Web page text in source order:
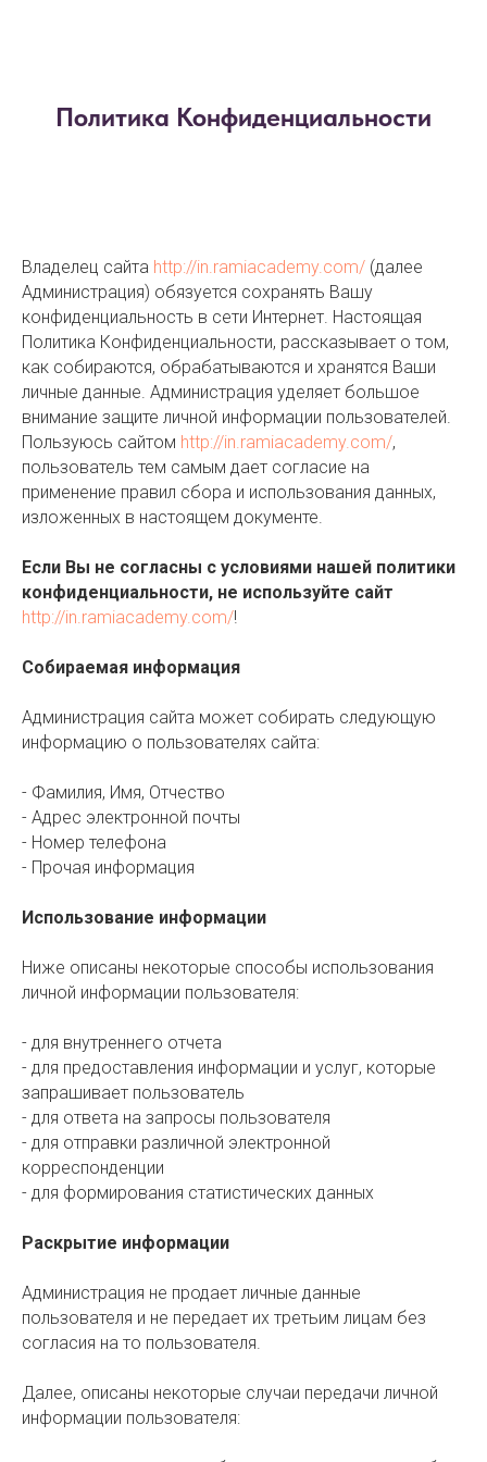
Политика Конфиденциальности
Владелец сайта http://in.ramiacademy.com/ (далее
Администрация) обязуется сохранять Вашу
конфиденциальность в сети Интернет. Настоящая
Политика Конфиденциальности, рассказывает о том,
как собираются, обрабатываются и хранятся Ваши
личные данные. Администрация уделяет большое
внимание защите личной информации пользователей.
Пользуюсь сайтом http://in.ramiacademy.com/,
пользователь тем самым дает согласие на
применение правил сбора и использования данных,
изложенных в настоящем документе.
Если Вы не согласны с условиями нашей политики
конфиденциальности, не используйте сайт
http://in.ramiacademy.com/!
Собираемая информация
Администрация сайта может собирать следующую
информацию о пользователях сайта:
- Фамилия, Имя, Отчество
- Адрес электронной почты
- Номер телефона
- Прочая информация
Использование информации
Ниже описаны некоторые способы использования
личной информации пользователя:
- для внутреннего отчета
- для предоставления информации и услуг, которые
запрашивает пользователь
- для ответа на запросы пользователя
- для отправки различной электронной
корреспонденции
- для формирования статистических данных
Раскрытие информации
Администрация не продает личные данные
пользователя и не передает их третьим лицам без
согласия на то пользователя.
Далее, описаны некоторые случаи передачи личной
информации пользователя: